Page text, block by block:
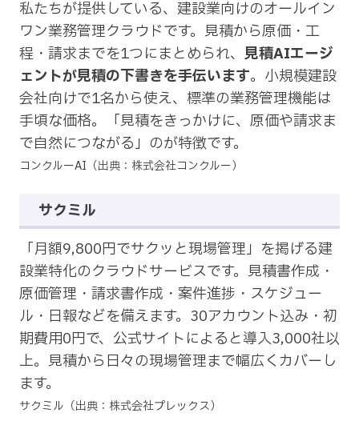
私たちが提供している、建設業向けのオールイン
ワン業務管理クラウドです。見積から原価・工
程・請求までを1つにまとめられ、 見積AIエージ
ェントが見積の下書きを手伝います。小規模建設
会社向けで1名から使え、標準の業務管理機能は
手頃な価格。「見積をきっかけに、原価や請求ま
で自然につながる」のが特徴です。
コンクルーAI（出典：株式会社コンクルー）
サクミル
「月額9,800円でサクッと現場管理」を掲げる建
設業特化のクラウドサービスです。見積書作成・
原価管理・請求書作成・案件進捗・スケジュー
ル・日報などを備えます。30アカウント込み・初
期費用0円で、公式サイトによると導入3,000社以
上。見積から日々の現場管理まで幅広くカバーし
ます。
サクミル（出典：株式会社プレックス）